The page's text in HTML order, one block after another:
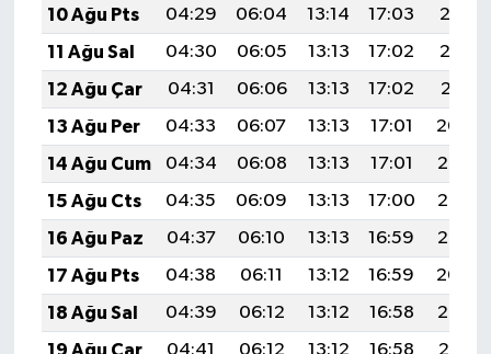
10 Ağu Pts
04:29 06:04 13:14 17:03
20:13
11 Ağu Sal
04:30 06:05 13:13 17:02
20:12
12 Ağu Çar
04:31 06:06 13:13 17:02
20:11
13 Ağu Per
04:33 06:07 13:13 17:01
20:09
14 Ağu Cum
04:34 06:08 13:13 17:01
20:08
15 Ağu Cts
04:35 06:09 13:13 17:00
20:07
16 Ağu Paz
04:37 06:10 13:13 16:59
20:05
17 Ağu Pts
04:38 06:11 13:12 16:59
20:04
18 Ağu Sal
04:39 06:12 13:12 16:58
20:03
19 Ağu Çar
04:41 06:12 13:12 16:58
20:01